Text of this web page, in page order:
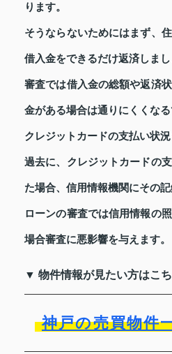
ります。
そうならないためにはまず、
借入金をできるだけ返済しまし
審査では借入金の総額や返済
金がある場合は通りにくくなる
クレジットカードの支払い状況
過去に、クレジットカードの
た場合、信用情報機関にその記
ローンの審査では信用情報の
場合審査に悪影響を与えます。
▼ 物件情報が見たい方はこ
神戸の売買物件